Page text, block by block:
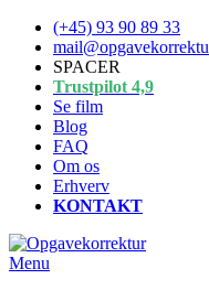
Spring
indhold
(+45) 93 90 89 33
SPACER
Trustpilot 4,9
Se film
Blog
FAQ
Om os
Erhverv
KONTAKT
Menu